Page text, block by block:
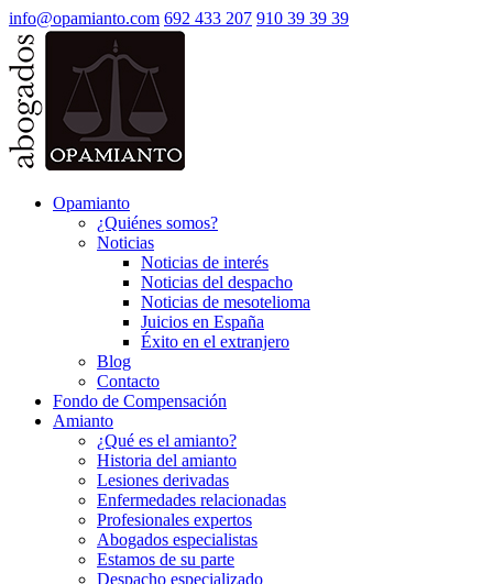
info@opamianto.com 692 433 207 910 39 39 39
Opamianto
¿Quiénes somos?
Noticias
Noticias de interés
Noticias del despacho
Noticias de mesotelioma
Juicios en España
Éxito en el extranjero
Blog
Contacto
Fondo de Compensación
Amianto
¿Qué es el amianto?
Historia del amianto
Lesiones derivadas
Enfermedades relacionadas
Profesionales expertos
Abogados especialistas
Estamos de su parte
Despacho especializado